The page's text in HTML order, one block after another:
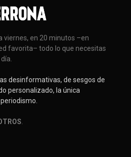
viernes, en 20 minutos –en
favorita– todo lo que necesitas
desinformativas, de sesgos de
personalizado, la única